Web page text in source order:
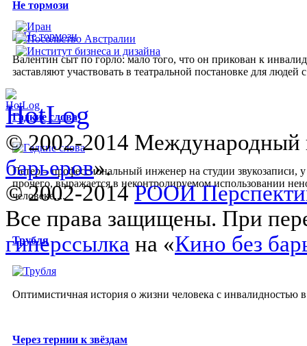
Не тормози
Валентин сыт по горло: мало того, что он прикован к
заставляют участвовать в театральной постановке для людей
Гадкие слова
Петер – профессиональный инженер на студии звукозаписи,
прочего, выражается в неконтролируемом использовании
человеке,...
Трубля
Оптимистичная история о жизни человека с инвалидностью
Через тернии к звёздам
© 2002-2014 Международный
барьеров».
© 2002-2014РООИ
Все права защищены. При
гиперссылка на «Кино без